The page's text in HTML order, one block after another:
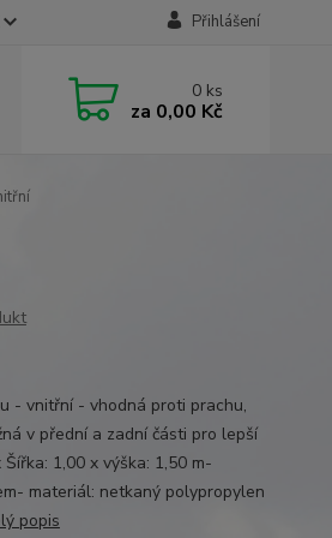
Přihlášení
0 ks
za 0,00 Kč
- vnitřní - vhodná proti prachu,
v přední a zadní části pro lepší
Šířka: 1,00 x výška: 1,50 m-
materiál: netkaný polypropylen
popis